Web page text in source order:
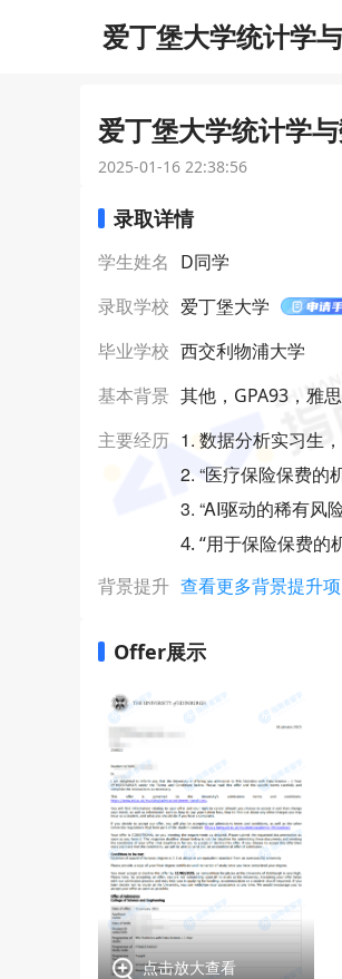
爱丁堡大学统计学
爱丁堡大学统计学
2025-01-16 22:38:56
录取详情
学生姓名 D同学
录取学校 爱丁堡大学
毕业学校 西交利物浦大学
基本背景 其他，GPA93，雅
主要经历 1. 数据分析实习生
2. “医疗保险保费的
3. “AI驱动的稀有风
4. “用于保险保费的
背景提升 查看更多背景提升
Offer展示
点击放大查看